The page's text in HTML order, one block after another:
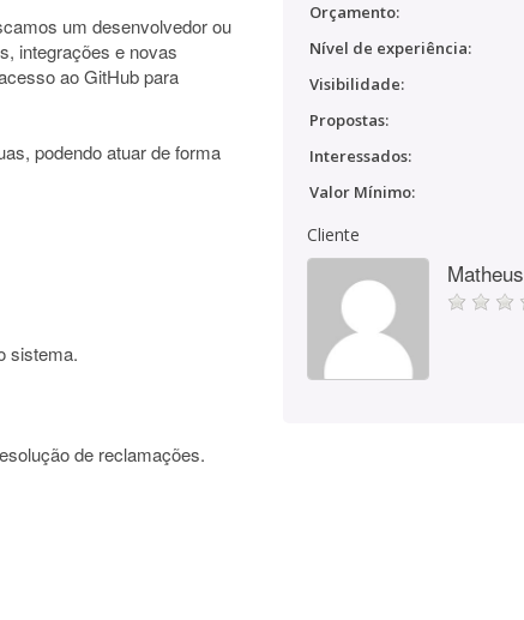
um desenvolvedor ou
integrações e novas
ao GitHub para
podendo atuar de forma
sistema.
de reclamações.
Orçamento:
Nível de experiência:
Visibilidade:
Propostas:
Interessados:
Valor Mínimo:
Cliente
Matheus